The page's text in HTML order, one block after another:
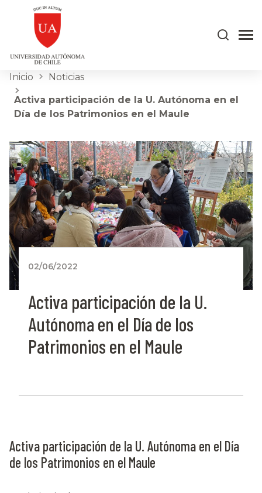
Inicio Noticias
Activa participación de la U. Autónoma en el
Día de los Patrimonios en el Maule
02/06/2022
Activa participación de la U.
Autónoma en el Día de los
Patrimonios en el Maule
Activa participación de la U. Autónoma en el Día
de los Patrimonios en el Maule